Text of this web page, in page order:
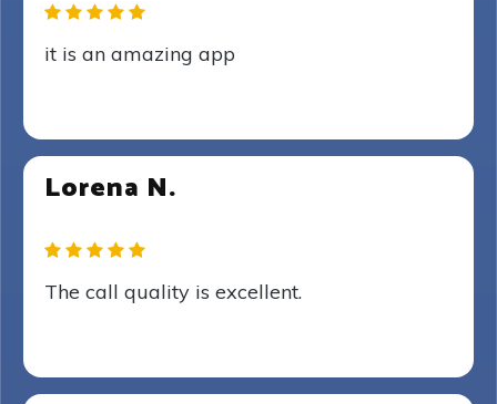
it is an amazing app
Lorena N.
The call quality is excellent.